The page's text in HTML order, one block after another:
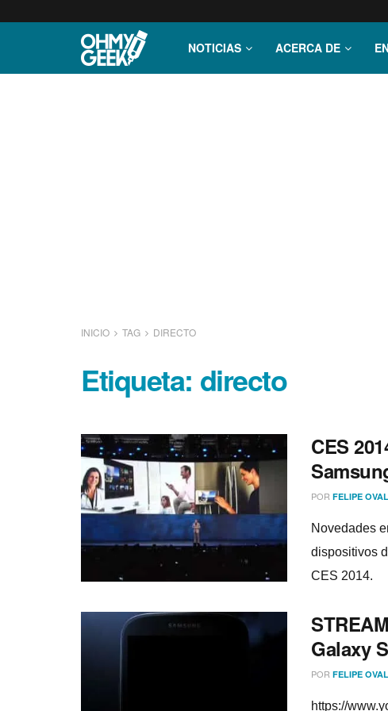
NOTICIAS ACERCA DE
INICIO TAG DIRECTO
Etiqueta: directo
CES
POR FELIPE
Novedades
dispositivos
CES 2014.
Galaxy
POR FELIPE
https://